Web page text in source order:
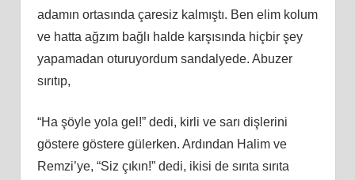
adamın ortasında çaresiz kalmıştı. Ben elim kolum
ve hatta ağzım bağlı halde karşısında hiçbir şey
yapamadan oturuyordum sandalyede. Abuzer
sırıtıp,
“Ha şöyle yola gel!” dedi, kirli ve sarı dişlerini
göstere göstere gülerken. Ardından Halim ve
Remzi’ye, “Siz çıkın!” dedi, ikisi de sırıta sırıta